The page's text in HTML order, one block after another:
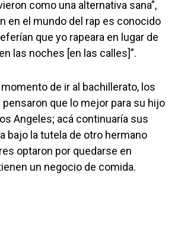
como una alternativa sana”,
en el mundo del rap es conocido
que yo rapeara en lugar de
las noches [en las calles]”.
de ir al bachillerato, los
que lo mejor para su hijo
Angeles; acá continuaría sus
bajo la tutela de otro hermano
optaron por quedarse en
un negocio de comida.